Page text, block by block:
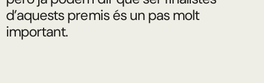
d’aquests premis és un pas molt
important.